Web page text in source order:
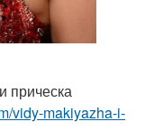
прическа
vidy-makiyazha-i-